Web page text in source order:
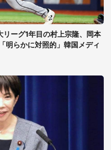
リーグ1年目の村上宗隆、岡本
明らかに対照的」韓国メディ